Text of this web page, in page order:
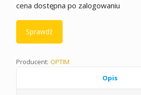
cena dostępna po zalogowaniu
Sprawdź
Producent: OPTIM
Opis